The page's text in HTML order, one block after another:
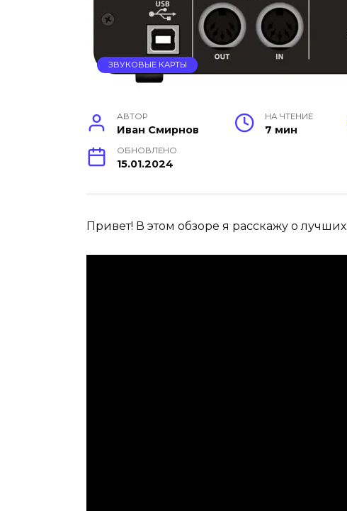
ЗВУКОВЫЕ КАРТЫ
АВТОР
Иван Смирнов
НА ЧТЕНИЕ
7 мин
ОБНОВЛЕНО
15.01.2024
Привет! В этом обзоре я расскажу о